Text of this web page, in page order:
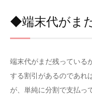
◆端末代がま
端末代がまだ残っている
する割引があるのであれ
が、単純に分割で支払っ